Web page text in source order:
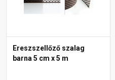
Ereszszellőző szalag
barna 5 cm x 5 m